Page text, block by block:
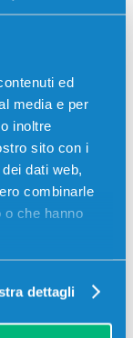
ed
media e per
inoltre
sito con i
dati web,
combinarle
o che hanno
dettagli
pagine